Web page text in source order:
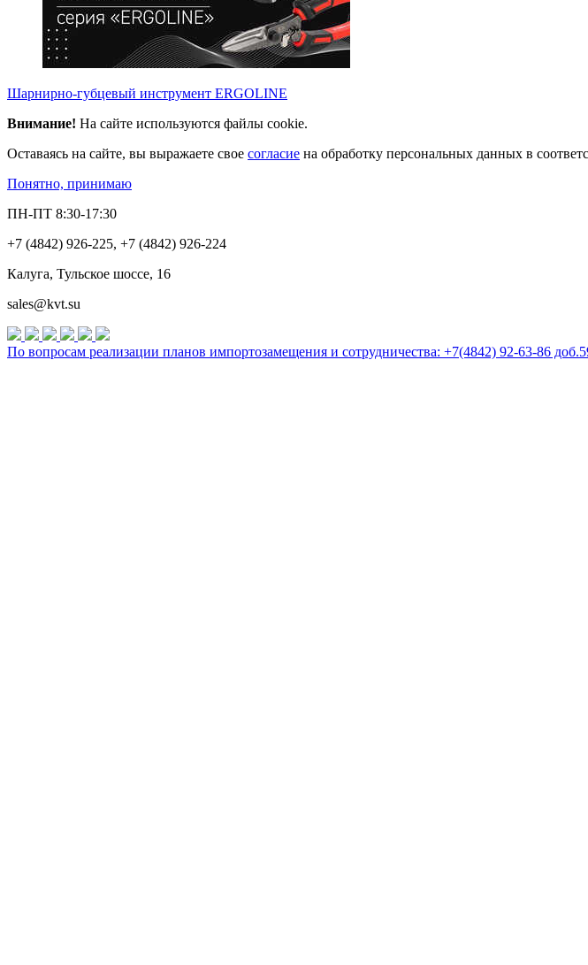
Шарнирно-губцевый инструмент ERGOLINE
Внимание! На сайте используются файлы cookie.
Оставаясь на сайте, вы выражаете свое согласие на обработку персональных данных в
Понятно, принимаю
ПН-ПТ 8:30-17:30
+7 (4842) 926-225, +7 (4842) 926-224
Калуга, Тульское шоссе, 16
sales@kvt.su
По вопросам реализации планов импортозамещения и сотрудничества: +7(4842) 92-63-86